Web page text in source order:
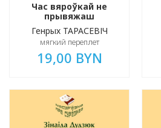
Час вяроўкай не
прывяжаш
Генрых ТАРАСЕВІЧ
мягкий переплет
19,00 BYN